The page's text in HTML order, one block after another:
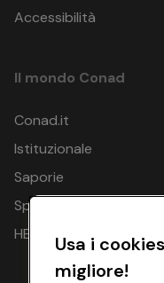
Accessibilità
Il mondo Conad
Conad.it
Istituzionale
Saporie
Spesa Online
HEYCONADUsa i
migliore!